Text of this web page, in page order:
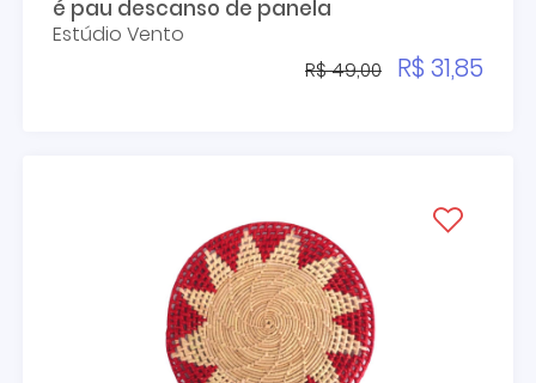
é pau descanso de panela
Estúdio Vento
R$ 49,00 R$ 31,85